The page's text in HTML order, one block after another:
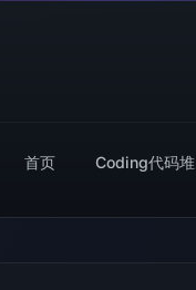
首页 Coding代码堆